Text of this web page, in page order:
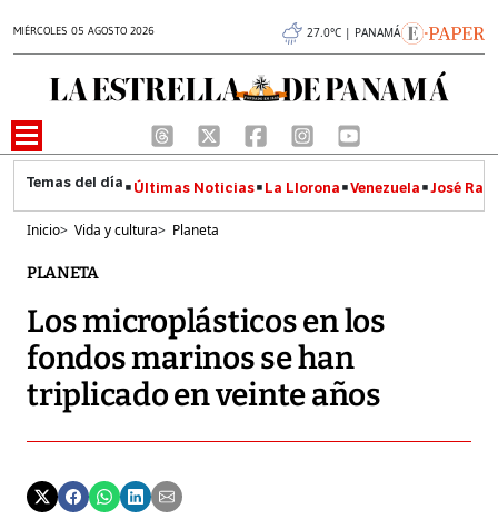
MIÉRCOLES 05 AGOSTO 2026 27.0°C | PANAMÁ
Últimas Noticias La Llorona Venezuela José
Inicio> Vida y cultura> Planeta
PLANETA
Los microplásticos en los
fondos marinos se han
triplicado en veinte años